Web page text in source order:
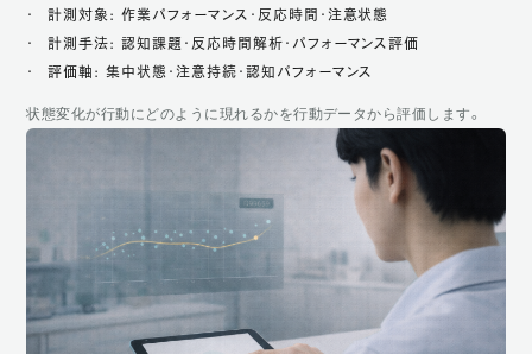
計測対象: 作業パフォーマンス・反応時間・注意状態
計測手法: 認知課題・反応時間解析・パフォーマンス評価
評価軸: 集中状態・注意持続・認知パフォーマンス
状態変化が行動にどのように現れるかを行動データから評価します。